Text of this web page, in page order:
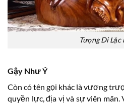
Tượng Di Lặc
Gậy Như Ý
Còn có tên gọi khác là vương
quyền lực, địa vị và sự viên